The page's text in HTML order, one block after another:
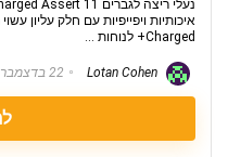
איכותיות ויפייפיות עם חלק עליון
Charged+ לנוחות ...
22 בדצמבר 2025